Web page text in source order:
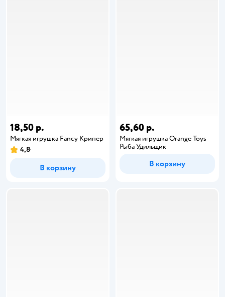
18,50 р.
Мягкая игрушка Fancy Крипер
4,8
В корзину
65,60 р.
Мягкая игрушка Orange Toys
Рыба Удильщик
В корзину